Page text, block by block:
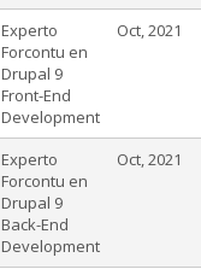
Experto
Forcontu en
Drupal 9
Front-End
Development
Oct, 2021
Experto
Forcontu en
Drupal 9
Back-End
Development
Oct, 2021